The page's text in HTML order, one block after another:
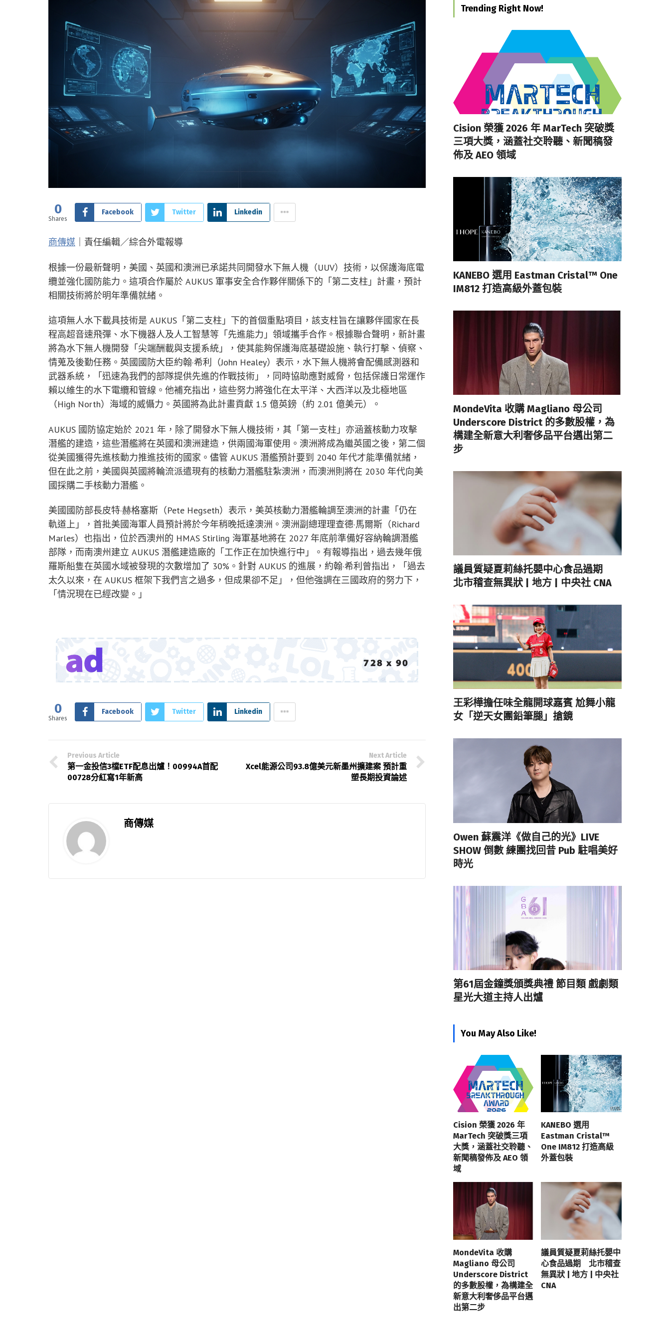
0
Shares
Facebook Twitter Linkedin
商傳媒 ｜責任編輯／綜合外電報導
根據一份最新聲明，美國、英國和澳洲已承諾共同開發水下無人機（UUV）技術，以保護海底電
纜並強化國防能力。這項合作屬於 AUKUS 軍事安全合作夥伴關係下的「第二支柱」計畫，預計
相關技術將於明年準備就緒。
這項無人水下載具技術是 AUKUS「第二支柱」下的首個重點項目，該支柱旨在讓夥伴國家在長
程高超音速飛彈、水下機器人及人工智慧等「先進能力」領域攜手合作。根據聯合聲明，新計畫
將為水下無人機開發「尖端酬載與支援系統」，使其能夠保護海底基礎設施、執行打擊、偵察、
情蒐及後勤任務。英國國防大臣約翰·希利（John Healey）表示，水下無人機將會配備感測器和
武器系統，「迅速為我們的部隊提供先進的作戰技術」，同時協助應對威脅，包括保護日常運作
賴以維生的水下電纜和管線。他補充指出，這些努力將強化在太平洋、大西洋以及北極地區
（High North）海域的威懾力。英國將為此計畫貢獻 1.5 億英鎊（約 2.01 億美元）。
AUKUS 國防協定始於 2021 年，除了開發水下無人機技術，其「第一支柱」亦涵蓋核動力攻擊
潛艦的建造，這些潛艦將在英國和澳洲建造，供兩國海軍使用。澳洲將成為繼英國之後，第二個
從美國獲得先進核動力推進技術的國家。儘管 AUKUS 潛艦預計要到 2040 年代才能準備就緒，
但在此之前，美國與英國將輪流派遣現有的核動力潛艦駐紮澳洲，而澳洲則將在 2030 年代向美
國採購二手核動力潛艦。
美國國防部長皮特·赫格塞斯（Pete Hegseth）表示，美英核動力潛艦輪調至澳洲的計畫「仍在
軌道上」，首批美國海軍人員預計將於今年稍晚抵達澳洲。澳洲副總理理查德·馬爾斯（Richard
Marles）也指出，位於西澳州的 HMAS Stirling 海軍基地將在 2027 年底前準備好容納輪調潛艦
部隊，而南澳州建立 AUKUS 潛艦建造廠的「工作正在加快進行中」。有報導指出，過去幾年俄
羅斯船隻在英國水域被發現的次數增加了 30%。針對 AUKUS 的進展，約翰·希利曾指出，「過去
太久以來，在 AUKUS 框架下我們言之過多，但成果卻不足」，但他強調在三國政府的努力下，
「情況現在已經改變。」
0
Shares
Facebook Twitter Linkedin
Previous Article
第一金投信3檔ETF配息出爐！00994A首配
00728分紅寫1年新高
Next Article
Xcel能源公司93.8億美元新墨州擴建案 預計重
塑長期投資論述
商傳媒
Trending Right Now!
Cision 榮獲 2026 年 MarTech 突破獎
三項大獎，涵蓋社交聆聽、新聞稿發
佈及 AEO 領域
KANEBO 選用 Eastman Cristal™ One
IM812 打造高級外蓋包裝
MondeVita 收購 Magliano 母公司
Underscore District 的多數股權，為
構建全新意大利奢侈品平台邁出第二
步
議員質疑夏莉絲托嬰中心食品過期
北市稽查無異狀 | 地方 | 中央社 CNA
王彩樺擔任味全龍開球嘉賓 尬舞小龍
女「逆天女團鉛筆腿」搶鏡
Owen 蘇震洋《做自己的光》LIVE
SHOW 倒數 練團找回昔 Pub 駐唱美好
時光
第61屆金鐘獎頒獎典禮 節目類 戲劇類
星光大道主持人出爐
You May Also Like!
Cision 榮獲 2026 年
MarTech 突破獎三項
大獎，涵蓋社交聆聽、
新聞稿發佈及 AEO 領
域
KANEBO 選用
Eastman Cristal™
One IM812 打造高級
外蓋包裝
MondeVita 收購
Magliano 母公司
Underscore District
的多數股權，為構建全
新意大利奢侈品平台邁
出第二步
議員質疑夏莉絲托嬰中
心食品過期 北市稽查
無異狀 | 地方 | 中央社
CNA